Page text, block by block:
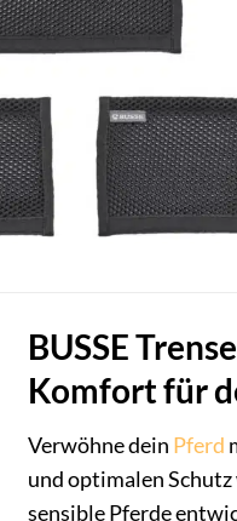
BUSSE
Komfort für
Verwöhne dein Pferd
und optimalen
sensible Pferde